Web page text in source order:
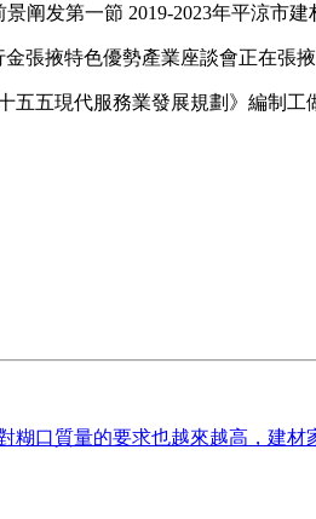
发第一節 2019-2023年平涼市建
掖特色優勢產業座談會正在張掖
五現代服務業發展規劃》編制工
口質量的要求也越來越高，建